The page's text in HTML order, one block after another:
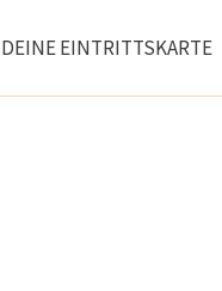
DEINE EINTRITTSKARTE